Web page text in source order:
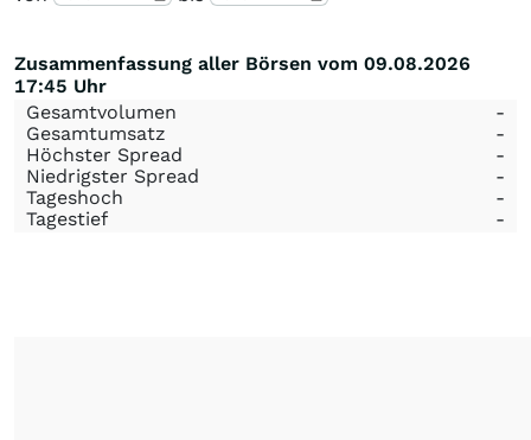
Zusammenfassung aller Börsen vom 09.08.2026
17:45 Uhr
Gesamtvolumen
-
Gesamtumsatz
-
Höchster Spread
-
Niedrigster Spread
-
Tageshoch
-
Tagestief
-